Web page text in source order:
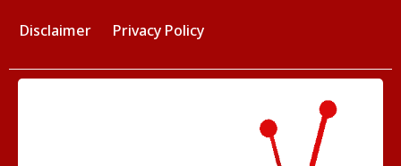
Disclaimer Privacy Policy